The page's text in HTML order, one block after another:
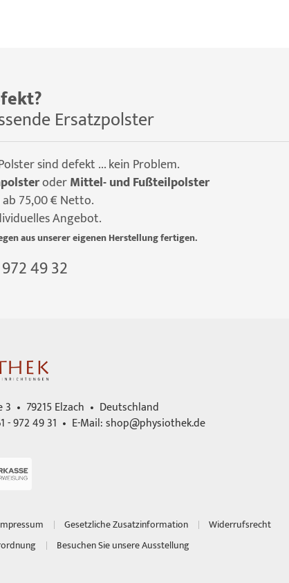
Ersatzpolster
sind defekt ... kein Problem.
oderMittel- und Fußteilpolster
75,00 € Netto.
Angebot.
aus unserer eigenen Herstellung fertigen.
49 32
• 79215 Elzach • Deutschland
- 972 49 31 • E-Mail:shop@physiothek.de
Gesetzliche Zusatzinformation
Widerrufsrecht
Besuchen Sie unsere Ausstellung